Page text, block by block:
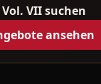
VII suchen
ansehen